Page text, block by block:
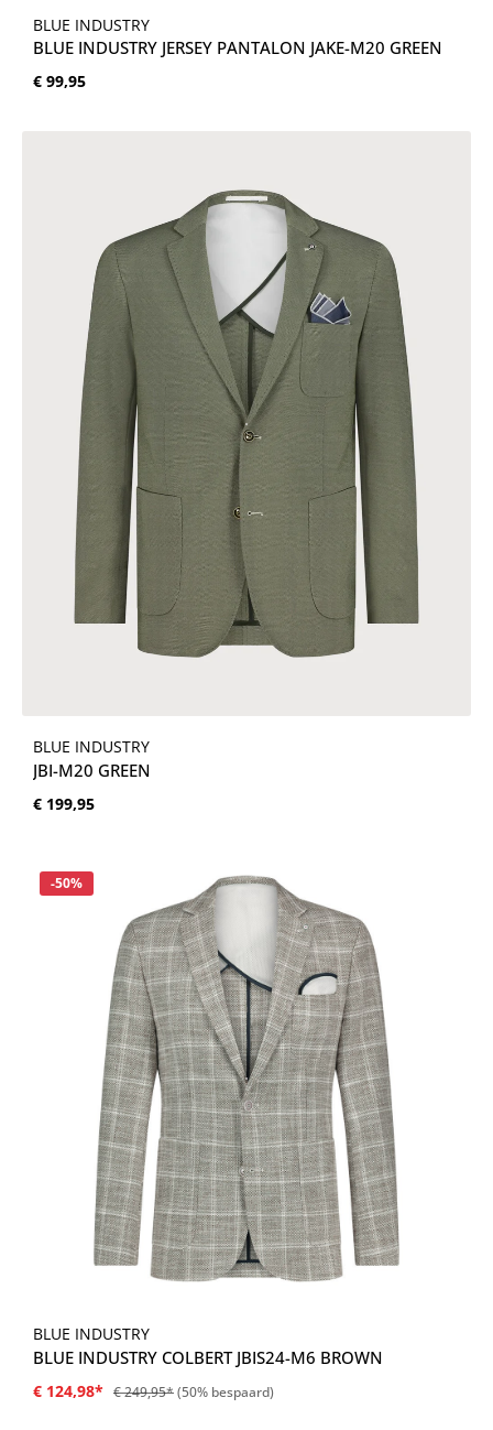
BLUE INDUSTRY
BLUE INDUSTRY JERSEY PANTALON JAKE-M20 GREEN
Normale prijs:
€ 99,95
BLUE INDUSTRY
JBI-M20 GREEN
Normale prijs:
€ 199,95
Korting
-50%
BLUE INDUSTRY
BLUE INDUSTRY COLBERT JBIS24-M6 BROWN
€ 124,98* € 249,95*(50% bespaard)